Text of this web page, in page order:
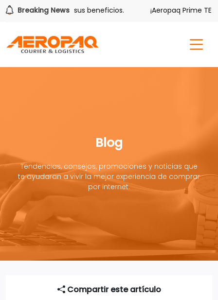
Breaking News
también tiene sus beneficios. ¡Aeropaq Prime TE DA
Blog
Tendencias, consejos, promociones y noticias que
te ayudaran a vivir la mejor experiencia de comprar
por internet.
Compartir este artículo